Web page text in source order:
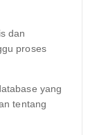
dan
proses
yang
tentang